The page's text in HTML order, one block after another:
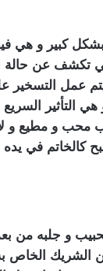
كبير و هي
و هي تكشف عن
عمل التسخير
التأثير
محب و مطيع و
كالخاتم في يده
و جلبه من
الشريك